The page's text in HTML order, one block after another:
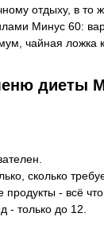
отдыху, в
Минус 60:
чайная ложка
диеты
сколько
- всё что
- только до 12.